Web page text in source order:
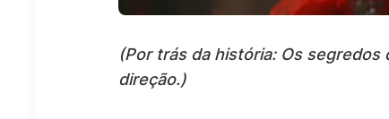
(Por trás da história: Os
direção.)